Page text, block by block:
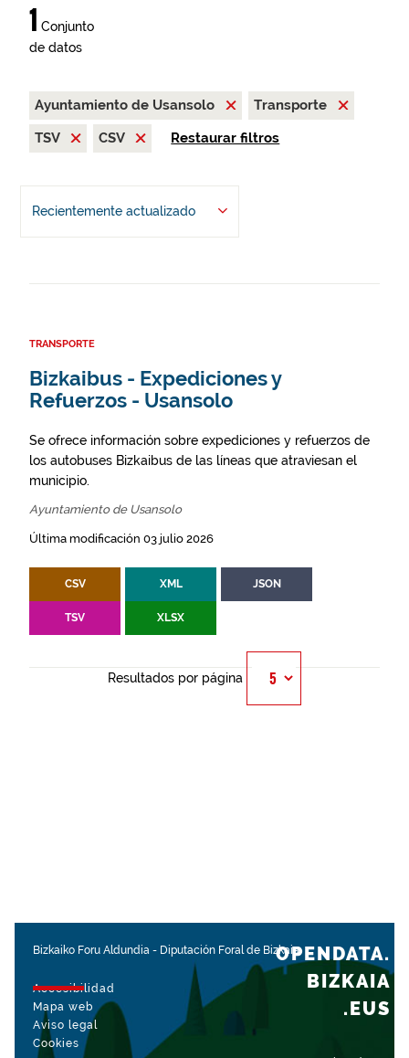
1 Conjunto
de datos
Ayuntamiento de Usansolo
Transporte
TSV
CSV Restaurar filtros
Recientemente actualizado
TRANSPORTE
Bizkaibus - Expediciones y
Refuerzos - Usansolo
Se ofrece información sobre expediciones y refuerzos de
los autobuses Bizkaibus de las líneas que atraviesan el
municipio.
Ayuntamiento de Usansolo
Última modificación 03 julio 2026
CSV XML JSON
TSV XLSX
Resultados por página
Bizkaiko Foru Aldundia - Diputación Foral de Bizkaia
Accesibilidad
Mapa web
Aviso legal
Cookies
OPENDATA.
BIZKAIA
.EUS